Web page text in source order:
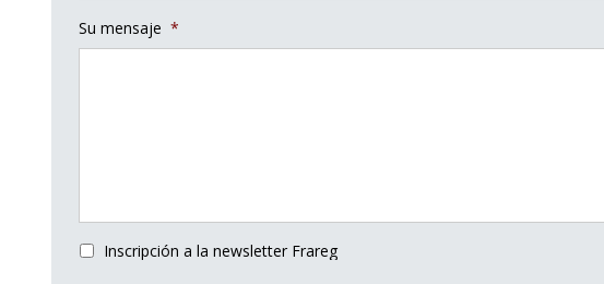
Su mensaje *
Inscripción a la newsletter Frareg